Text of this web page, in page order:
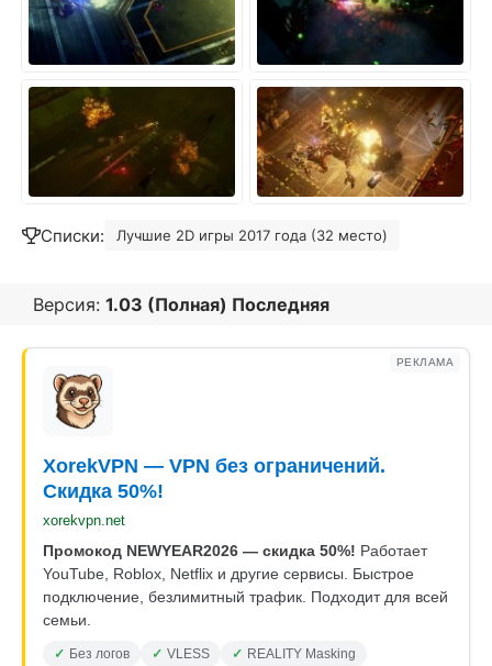
Списки: Лучшие 2D игры 2017 года (32 место)
Версия: 1.03 (Полная) Последняя
РЕКЛАМА
XorekVPN — VPN без ограничений.
Скидка 50%!
xorekvpn.net
Промокод NEWYEAR2026 — скидка 50%! Работает
YouTube, Roblox, Netflix и другие сервисы. Быстрое
подключение, безлимитный трафик. Подходит для всей
семьи.
Без логов VLESS
REALITY Masking